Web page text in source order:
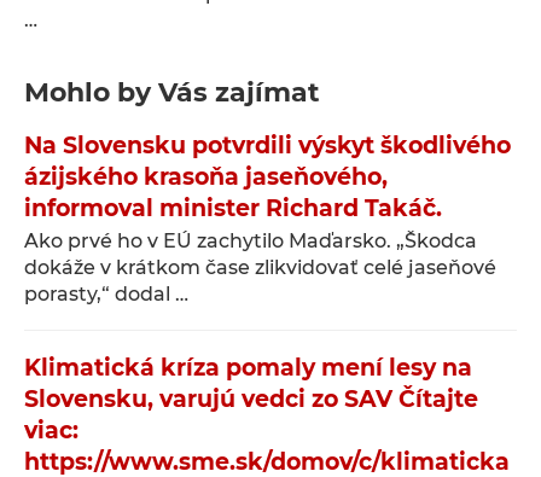
…
Mohlo by Vás zajímat
Na Slovensku potvrdili výskyt škodlivého
ázijského krasoňa jaseňového,
informoval minister Richard Takáč.
Ako prvé ho v EÚ zachytilo Maďarsko. „Škodca
dokáže v krátkom čase zlikvidovať celé jaseňové
porasty,“ dodal …
Klimatická kríza pomaly mení lesy na
Slovensku, varujú vedci zo SAV Čítajte
viac:
https://www.sme.sk/domov/c/klimaticka